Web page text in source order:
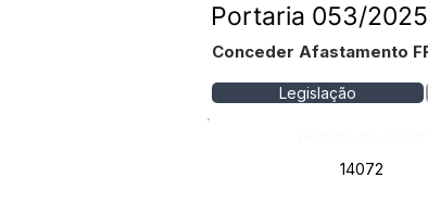
Portaria 053/2025
Conceder Afastamento
Legislação
14072